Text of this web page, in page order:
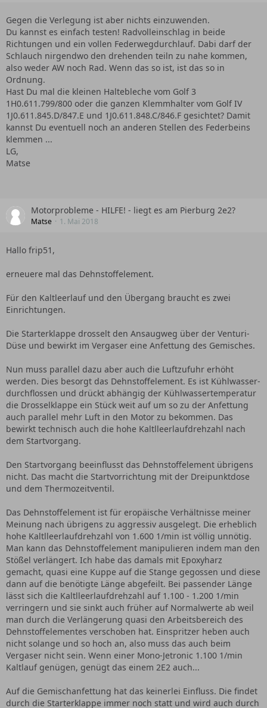
Gegen die Verlegung ist aber nichts einzuwenden.
Du kannst es einfach testen! Radvolleinschlag in beide
Richtungen und ein vollen Federwegdurchlauf. Dabi darf der
Schlauch nirgendwo den drehenden teiln zu nahe kommen,
also weder AW noch Rad. Wenn das so ist, ist das so in
Ordnung.
Hast Du mal die kleinen Haltebleche vom Golf 3
1H0.611.799/800 oder die ganzen Klemmhalter vom Golf IV
1J0.611.845.D/847.E und 1J0.611.848.C/846.F gesichtet? Damit
kannst Du eventuell noch an anderen Stellen des Federbeins
klemmen ...
LG,
Matse
Motorprobleme - HILFE! - liegt es am Pierburg 2e2?
Matse 1. Mai 2018
Hallo frip51,
erneuere mal das Dehnstoffelement.
Für den Kaltleerlauf und den Übergang braucht es zwei
Einrichtungen.
Die Starterklappe drosselt den Ansaugweg über der Venturi-
Düse und bewirkt im Vergaser eine Anfettung des Gemisches.
Nun muss parallel dazu aber auch die Luftzufuhr erhöht
werden. Dies besorgt das Dehnstoffelement. Es ist Kühlwasser-
durchflossen und drückt abhängig der Kühlwassertemperatur
die Drosselklappe ein Stück weit auf um so zu der Anfettung
auch parallel mehr Luft in den Motor zu bekommen. Das
bewirkt technisch auch die hohe Kaltlleerlaufdrehzahl nach
dem Startvorgang.
Den Startvorgang beeinflusst das Dehnstoffelement übrigens
nicht. Das macht die Startvorrichtung mit der Dreipunktdose
und dem Thermozeitventil.
Das Dehnstoffelement ist für eropäische Verhältnisse meiner
Meinung nach übrigens zu aggressiv ausgelegt. Die erheblich
hohe Kaltlleerlaufdrehzahl von 1.600 1/min ist völlig unnötig.
Man kann das Dehnstoffelement manipulieren indem man den
Stößel verlängert. Ich habe das damals mit Epoxyharz
gemacht, quasi eine Kuppe auf die Stange gegossen und diese
dann auf die benötigte Länge abgefeilt. Bei passender Länge
lässt sich die Kaltlleerlaufdrehzahl auf 1.100 - 1.200 1/min
verringern und sie sinkt auch früher auf Normalwerte ab weil
man durch die Verlängerung quasi den Arbeitsbereich des
Dehnstoffelementes verschoben hat. Einspritzer heben auch
nicht solange und so hoch an, also muss das auch beim
Vergaser nicht sein. Wenn einer Mono-Jetronic 1.100 1/min
Kaltlauf genügen, genügt das einem 2E2 auch...
Auf die Gemischanfettung hat das keinerlei Einfluss. Die findet
durch die Starterklappe immer noch statt und wird auch durch